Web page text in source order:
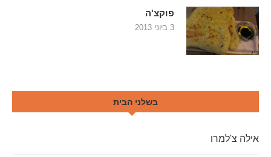
פוקצ'ה
3 ביוני 2013
בשלני הבית
אילה צ'למרו